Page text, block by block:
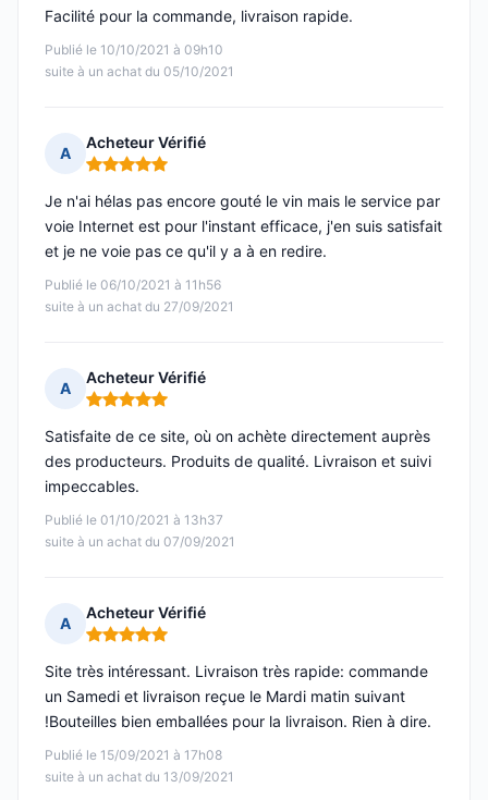
Publié le 10/10/2021 à 09h10
suite à un achat du 05/10/2021
Facilité pour la commande, livraison rapide.
A
Acheteur Vérifié
Note : 5 sur 5
Publié le 06/10/2021 à 11h56
suite à un achat du 27/09/2021
Je n'ai hélas pas encore gouté le vin mais le service par
voie Internet est pour l'instant efficace, j'en suis satisfait
et je ne voie pas ce qu'il y a à en redire.
A
Acheteur Vérifié
Note : 5 sur 5
Publié le 01/10/2021 à 13h37
suite à un achat du 07/09/2021
Satisfaite de ce site, où on achète directement auprès
des producteurs. Produits de qualité. Livraison et suivi
impeccables.
A
Acheteur Vérifié
Note : 5 sur 5
Publié le 15/09/2021 à 17h08
suite à un achat du 13/09/2021
Site très intéressant. Livraison très rapide: commande
un Samedi et livraison reçue le Mardi matin suivant
!Bouteilles bien emballées pour la livraison. Rien à dire.